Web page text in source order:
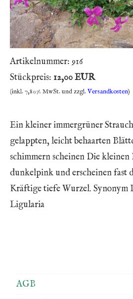
Artikelnummer: 916
Stückpreis: 12,00 EUR
(inkl. 7,80% MwSt. und zzgl.Versandkosten)
Ein kleiner immergrüner
gelappten, leicht behaarten
schimmern scheinen Die
dunkelpink und erscheinen fast
Kräftige tiefe Wurzel. Synonym
Ligularia
AGB